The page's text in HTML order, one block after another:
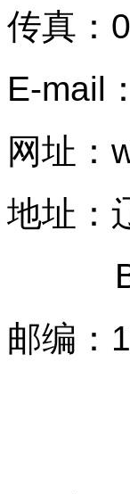
传真 ：
E-mail
网址：
地址：
B座
邮编 ：